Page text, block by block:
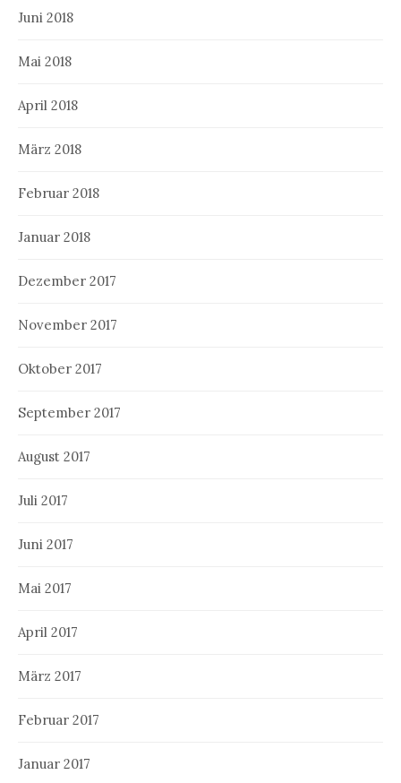
Juni 2018
Mai 2018
April 2018
März 2018
Februar 2018
Januar 2018
Dezember 2017
November 2017
Oktober 2017
September 2017
August 2017
Juli 2017
Juni 2017
Mai 2017
April 2017
März 2017
Februar 2017
Januar 2017